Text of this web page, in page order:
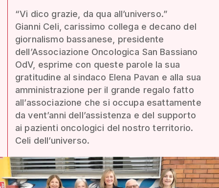
“Vi dico grazie, da qua all’universo.”
Gianni Celi, carissimo collega e decano del
giornalismo bassanese, presidente
dell’Associazione Oncologica San Bassiano
OdV, esprime con queste parole la sua
gratitudine al sindaco Elena Pavan e alla sua
amministrazione per il grande regalo fatto
all’associazione che si occupa esattamente
da vent’anni dell’assistenza e del supporto
ai pazienti oncologici del nostro territorio.
Celi dell’universo.